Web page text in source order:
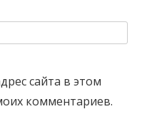
сайта в этом
комментариев.